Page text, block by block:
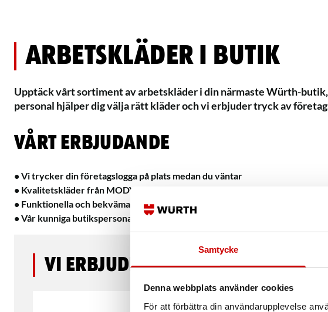
Samtycke
Denna webbplats använder cookies
För att förbättra din användarupplevelse
Arbetskläder i butik
Upptäck vårt sortiment av arbetskläder i din närmaste Würth-
personal hjälper dig välja rätt kläder och vi erbjuder tryck av
Vårt erbjudande
• Vi trycker din företagslogga på plats medan du väntar
• Kvalitetskläder från MODYF och Blåkläder
• Funktionella och bekväma arbetskläder för alla typer av jobb
• Vår kunniga butikspersonal ger dig tips och råd
Vi erbjuder arbetskläder i